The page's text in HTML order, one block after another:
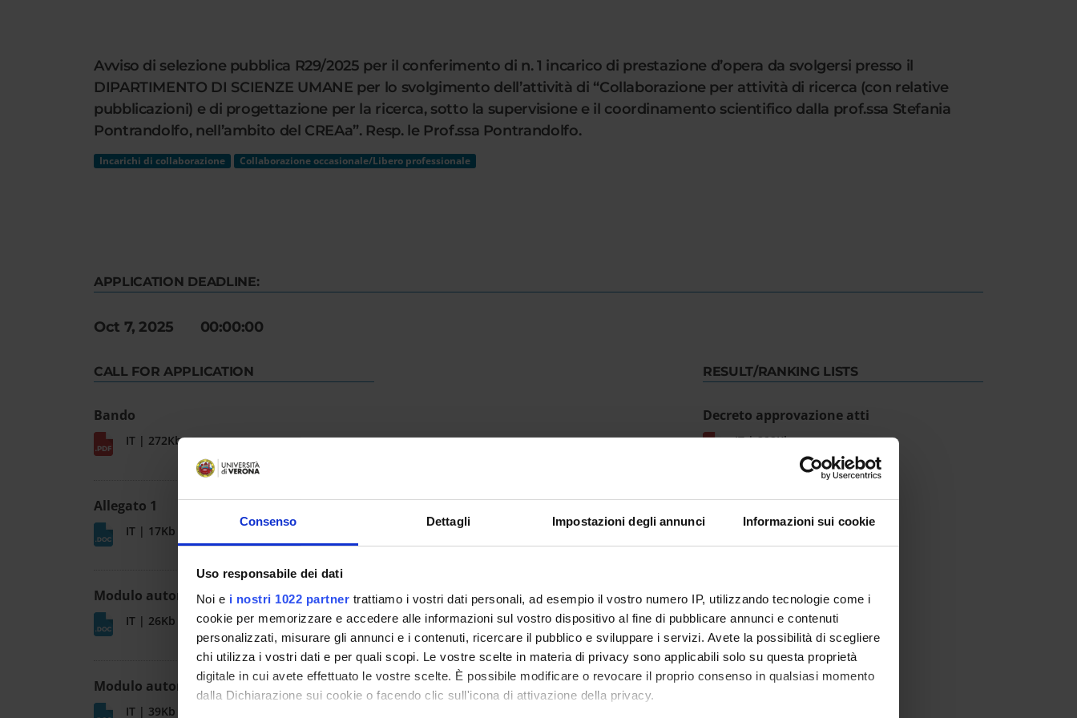
Consenso Dettagli Impostazioni degli annunci Informazioni sui cookie
Uso responsabile dei dati
Noi e i nostri 1022 partner trattiamo i vostri dati personali, ad esempio il vostro numero IP, utilizzando tecnologie come i
cookie per memorizzare e accedere alle informazioni sul vostro dispositivo al fine di pubblicare annunci e contenuti
personalizzati, misurare gli annunci e i contenuti, ricercare il pubblico e sviluppare i servizi. Avete la possibilità di scegliere
chi utilizza i vostri dati e per quali scopi. Le vostre scelte in materia di privacy sono applicabili solo su questa proprietà
digitale in cui avete effettuato le vostre scelte. È possibile modificare o revocare il proprio consenso in qualsiasi momento
dalla Dichiarazione sui cookie o facendo clic sull'icona di attivazione della privacy.
Avviso di selezione pubblica R29/2025 per il conferimento di n. 1 incarico di prestazione d’opera da svolgersi presso il
DIPARTIMENTO DI SCIENZE UMANE per lo svolgimento dell’attività di “Collaborazione per attività di ricerca (con relative
pubblicazioni) e di progettazione per la ricerca, sotto la supervisione e il coordinamento scientifico dalla prof.ssa Stefania
Pontrandolfo, nell’ambito del CREAa”. Resp. le Prof.ssa Pontrandolfo.
Incarichi di collaborazione Collaborazione occasionale/Libero professionale
APPLICATION DEADLINE:
Oct 7, 2025 00:00:00
CALL FOR APPLICATION
Bando
IT | 272Kb
Allegato 1
IT | 17Kb
Modulo autorizzazione assegnisti
IT | 26Kb
Modulo autorizzazione dottorandi
IT | 39Kb
RESULT/RANKING LISTS
Decreto approvazione atti
IT | 222Kb